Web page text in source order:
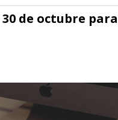
de octubre para